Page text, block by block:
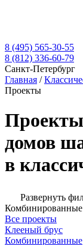
8 (495) 565-30-55
8 (812) 336-60-79
Санкт-Петербург
Главная /
Проекты
домов
в
Развернуть
Комбинированные
Все проекты
Клееный брус
Комбинированные